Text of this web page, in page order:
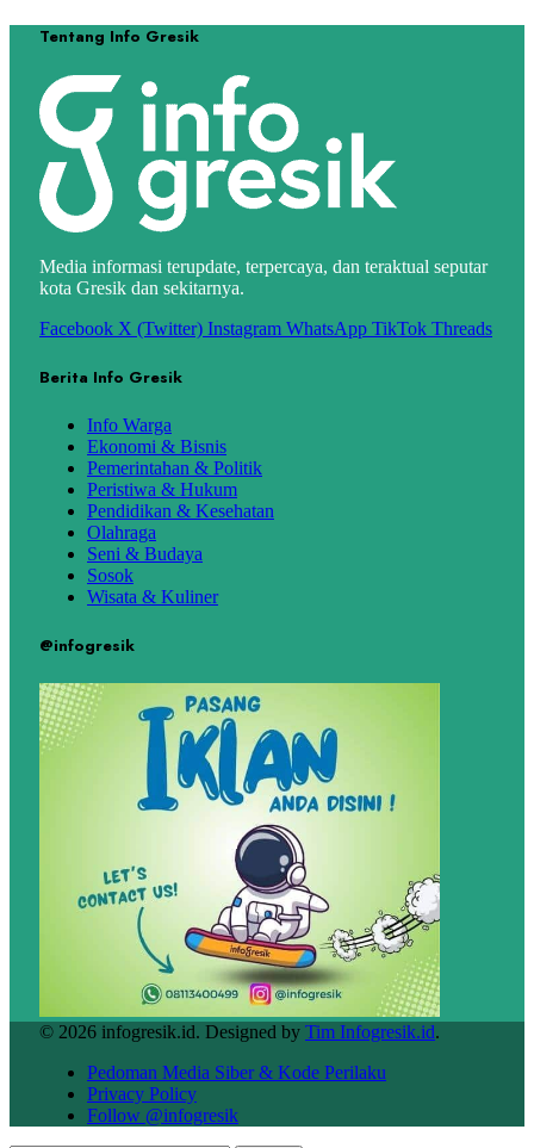
Tentang Info Gresik
Media informasi terupdate, terpercaya, dan teraktual seputar
kota Gresik dan sekitarnya.
Facebook X (Twitter) Instagram WhatsApp TikTok Threads
Berita Info Gresik
Info Warga
Ekonomi & Bisnis
Pemerintahan & Politik
Peristiwa & Hukum
Pendidikan & Kesehatan
Olahraga
Seni & Budaya
Sosok
Wisata & Kuliner
@infogresik
© 2026 infogresik.id. Designed by Tim Infogresik.id.
Pedoman Media Siber & Kode Perilaku
Privacy Policy
Follow @infogresik